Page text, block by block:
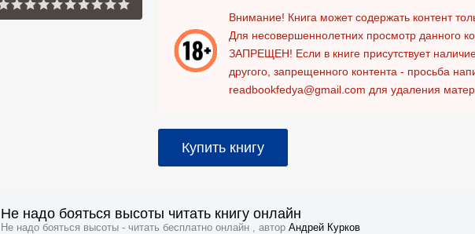
Внимание! Книга может содержать контент
Для несовершеннолетних просмотр данного
ЗАПРЕЩЕН! Если в книге присутствует
другого, запрещенного контента - просьба
readbookfedya@gmail.com для удаления
Купить книгу
Не надо бояться высоты читать книгу онлайн
Не надо бояться высоты - читать бесплатно онлайн , автор Андрей Курков